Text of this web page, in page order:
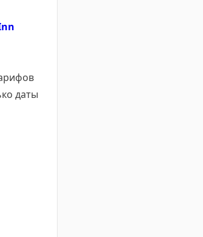
даты